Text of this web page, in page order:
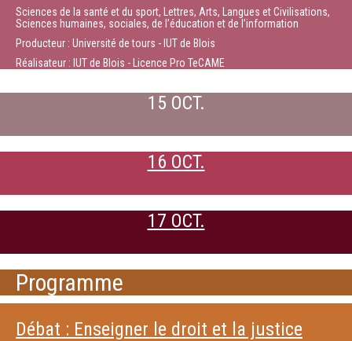
Sciences de la santé et du sport, Lettres, Arts, Langues et Civilisations,
Sciences humaines, sociales, de l’éducation et de l’information
Producteur : Université de tours - IUT de Blois
Réalisateur : IUT de Blois - Licence Pro TeCAME
15 OCT.
16 OCT.
17 OCT.
Programme
Débat : Enseigner le droit et la justice